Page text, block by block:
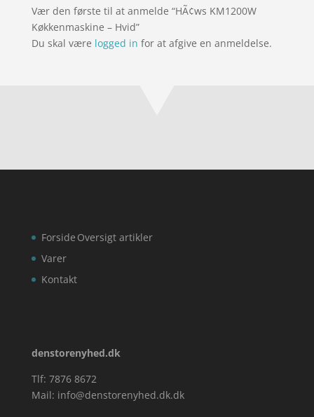
Vær den første til at anmelde “HÃ¢ws KM1200W
Køkkenmaskine – Hvid”
Du skal være logged in for at afgive en anmeldelse.
Forside
Varer
Kontakt
Oversigt artikler
denstorenyhed.dk
Tlf: 7876 8672
Mail: info@denstorenyhed.dk.dk